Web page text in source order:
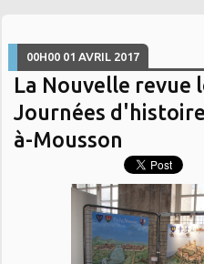
00H00 01 AVRIL 2017
La Nouvelle revue
Journées
à-Mousson